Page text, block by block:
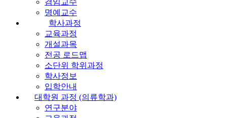
명예교수
학사과정
교육과정
개설과목
전공 로드맵
소단위 학위과정
학사정보
입학안내
대학원 과정 (의류학과)
연구분야